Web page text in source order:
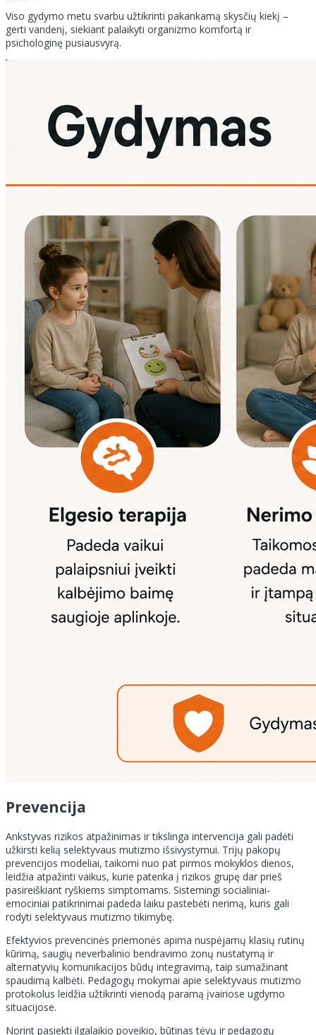
Viso gydymo metu svarbu užtikrinti pakankamą skysčių kiekį –
gerti vandenį, siekiant palaikyti organizmo komfortą ir
psichologinę pusiausvyrą.
Prevencija
Ankstyvas rizikos atpažinimas ir tikslinga intervencija gali padėti
užkirsti kelią selektyvaus mutizmo išsivystymui. Trijų pakopų
prevencijos modeliai, taikomi nuo pat pirmos mokyklos dienos,
leidžia atpažinti vaikus, kurie patenka į rizikos grupę dar prieš
pasireiškiant ryškiems simptomams. Sistemingi socialiniai-
emociniai patikrinimai padeda laiku pastebėti nerimą, kuris gali
rodyti selektyvaus mutizmo tikimybę.
Efektyvios prevencinės priemonės apima nuspėjamų klasių rutinų
kūrimą, saugių neverbalinio bendravimo zonų nustatymą ir
alternatyvių komunikacijos būdų integravimą, taip sumažinant
spaudimą kalbėti. Pedagogų mokymai apie selektyvaus mutizmo
protokolus leidžia užtikrinti vienodą paramą įvairiose ugdymo
situacijose.
Norint pasiekti ilgalaikio poveikio, būtinas tėvų ir pedagogų